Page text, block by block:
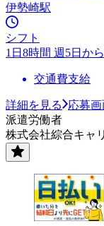
伊勢崎駅
シフト
1日8時間 週5日か
交通費支給
詳細を見る
応募
派遣労働者
株式会社綜合キャ